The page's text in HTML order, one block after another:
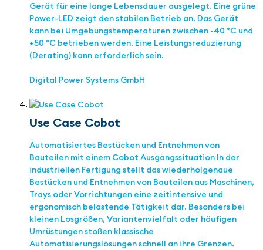
Gerät für eine lange Lebensdauer ausgelegt. Eine grüne
Power-LED zeigt den stabilen Betrieb an. Das Gerät
kann bei Umgebungstemperaturen zwischen -40 °C und
+50 °C betrieben werden. Eine Leistungsreduzierung
(Derating) kann erforderlich sein.
Digital Power Systems GmbH
Use Case Cobot
Automatisiertes Bestücken und Entnehmen von
Bauteilen mit einem Cobot Ausgangssituation In der
industriellen Fertigung stellt das wiederholgenaue
Bestücken und Entnehmen von Bauteilen aus Maschinen,
Trays oder Vorrichtungen eine zeitintensive und
ergonomisch belastende Tätigkeit dar. Besonders bei
kleinen Losgrößen, Variantenvielfalt oder häufigen
Umrüstungen stoßen klassische
Automatisierungslösungen schnell an ihre Grenzen.